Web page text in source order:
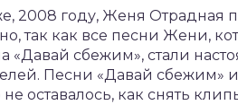
2008 году, Женя Отрадная
так как все песни Жени,
«Давай сбежим», стали
Песни «Давай сбежим»
оставалось, как снять